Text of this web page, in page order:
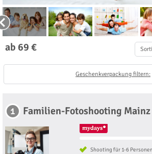
ab 69 €
Geschenkverpackung filtern:
1 Familien-Fotoshooting Mainz
Shooting für 1-6